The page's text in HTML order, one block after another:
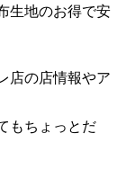
生地のお得で安
店の店情報やア
もちょっとだ